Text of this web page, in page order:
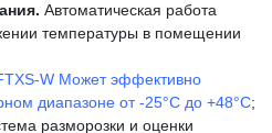
Автоматическая работа
температуры в помещении
W Может эффективно
диапазоне от -25°С до +48°С;
разморозки и оценки